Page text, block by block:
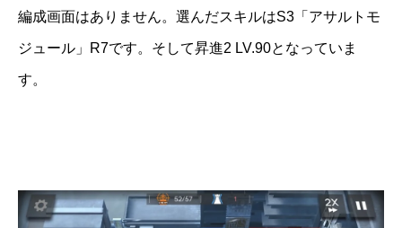
編成画面はありません。選んだスキルはS3「アサルトモ
ジュール」R7です。そして昇進2 LV.90となっていま
す。